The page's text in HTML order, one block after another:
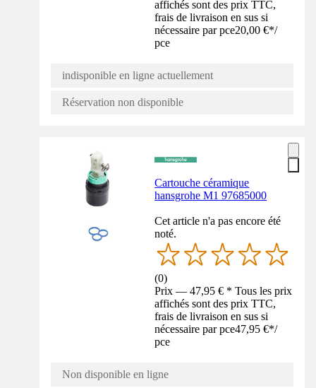
affichés sont des prix TTC,
frais de livraison en sus si
nécessaire par pce20,00 €*/
pce
indisponible en ligne actuellement
Réservation non disponible
Cartouche céramique
hansgrohe M1 97685000
Cet article n'a pas encore été
noté.
(0)
Prix — 47,95 € * Tous les prix
affichés sont des prix TTC,
frais de livraison en sus si
nécessaire par pce47,95 €*/
pce
Non disponible en ligne